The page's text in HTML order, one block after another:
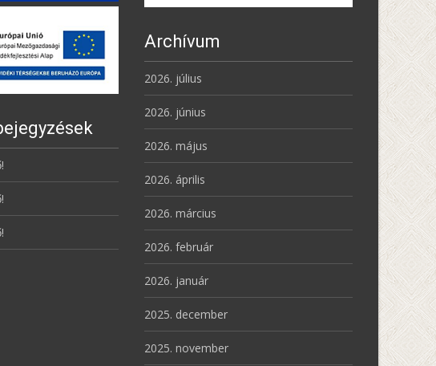
Archívum
2026. július
2026. június
2026. május
2026. április
2026. március
2026. február
2026. január
2025. december
2025. november